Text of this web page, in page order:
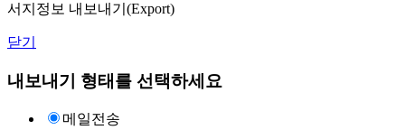
서지정보 내보내기(Export)
닫기
내보내기 형태를 선택하세요
메일전송